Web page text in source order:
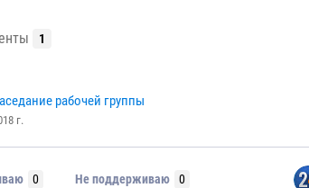
1
рабочей группы
г.
0 Не поддерживаю 0